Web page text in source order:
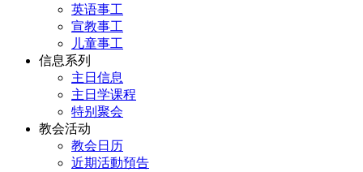
英语事工
宣教事工
儿童事工
信息系列
主日信息
主日学课程
特别聚会
教会活动
教会日历
近期活動預告